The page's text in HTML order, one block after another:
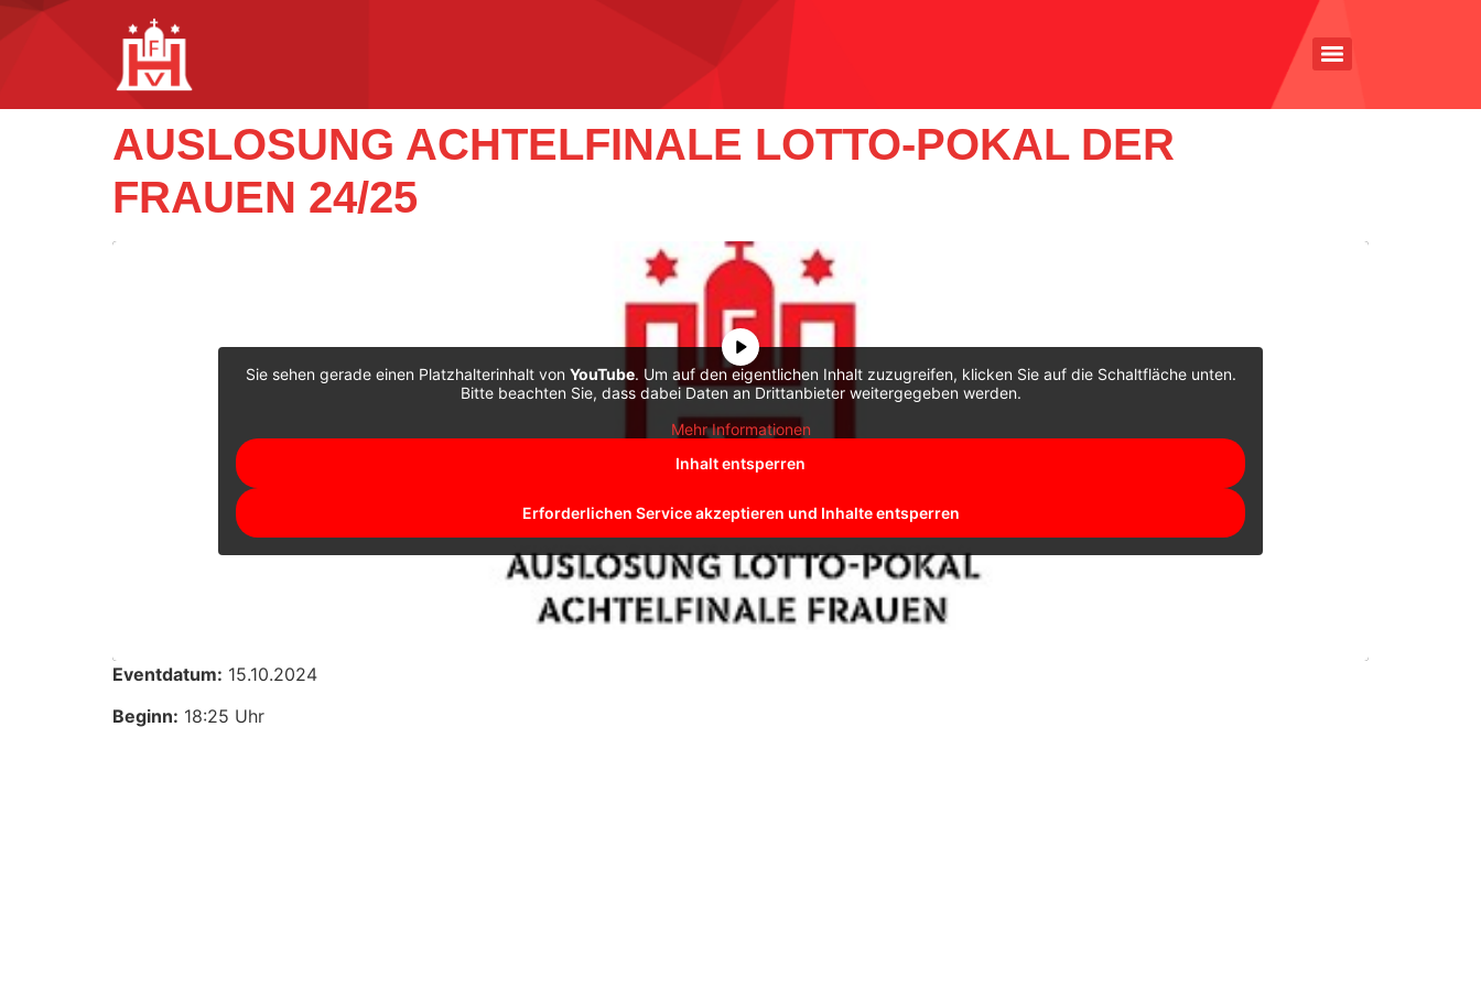
AUSLOSUNG ACHTELFINALE LOTTO-POKAL DER
FRAUEN 24/25
Sie sehen gerade einen Platzhalterinhalt von YouTube. Um auf den eigentlichen Inhalt zuzugreifen, klicken Sie auf die Schaltfläche unten.
Bitte beachten Sie, dass dabei Daten an Drittanbieter weitergegeben werden.
Mehr Informationen
Inhalt entsperren
Erforderlichen Service akzeptieren und Inhalte entsperren
Eventdatum: 15.10.2024
Beginn: 18:25 Uhr